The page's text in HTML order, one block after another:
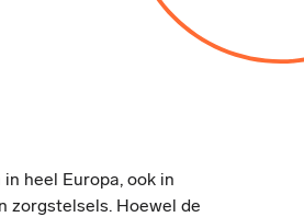
heel Europa, ook in
zorgstelsels. Hoewel de